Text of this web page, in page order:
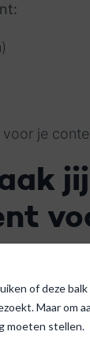
of deze
Maar om
moeten stellen.
je
die